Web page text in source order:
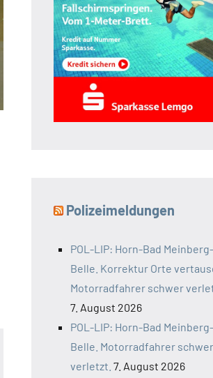
Polizeimeldungen
POL-LIP: Horn-Bad Meinberg-
Belle. Korrektur Orte
Motorradfahrer schwer
7. August 2026
POL-LIP: Horn-Bad Meinberg-
Belle. Motorradfahrer schwer
verletzt. 7. August 2026